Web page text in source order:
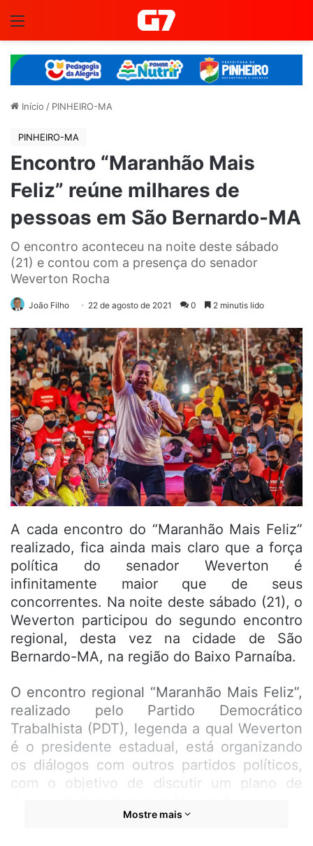
Início / PINHEIRO-MA
PINHEIRO-MA
Encontro “Maranhão Mais
Feliz” reúne milhares de
pessoas em São Bernardo-MA
O encontro aconteceu na noite deste sábado
(21) e contou com a presença do senador
Weverton Rocha
João Filho 22 de agosto de 2021 0 2 minutis lido
A cada encontro do “Maranhão Mais Feliz”
realizado, fica ainda mais claro que a força
política do senador Weverton é
infinitamente maior que de seus
concorrentes. Na noite deste sábado (21), o
Weverton participou do segundo encontro
regional, desta vez na cidade de São
Bernardo-MA, na região do Baixo Parnaíba.
O encontro regional “Maranhão Mais Feliz”,
realizado pelo Partido Democrático
Trabalhista (PDT), legenda a qual Weverton
é o presidente estadual, está organizando
os diálogos com outros partidos políticos,
com o objetivo de discutir um plano de
Mostre mais